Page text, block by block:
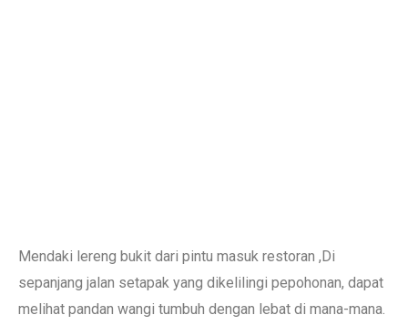
Mendaki lereng bukit dari pintu masuk restoran ,Di
sepanjang jalan setapak yang dikelilingi pepohonan, dapat
melihat pandan wangi tumbuh dengan lebat di mana-mana.